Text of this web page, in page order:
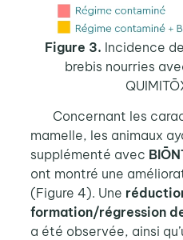
Figure 3. Incidence
brebis nourries
Concernant les
mamelle, les animaux
supplémenté avec
ont montré une
(Figure 4). Une
formation/régression
a été observée, ainsi